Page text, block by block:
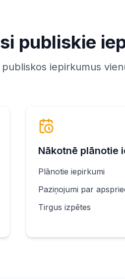
publiskie
publiskos iepirkumus
Nākotnē plānotie
Plānotie iepirkumi
Paziņojumi par
Tirgus izpētes